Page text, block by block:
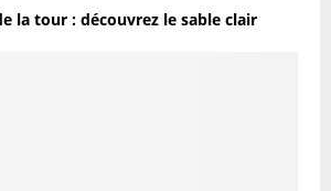
la tour : découvrez le sable clair